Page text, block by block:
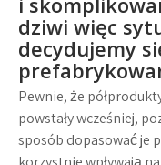
dziwi więc
decydujemy
Pewnie, że
powstały wcześniej,
sposób dopasować je